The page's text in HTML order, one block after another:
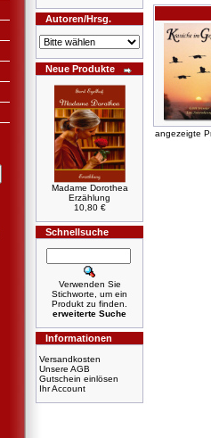
Autoren/Hrsg.
Neue Produkte
Madame Dorothea
Erzählung
10,80 €
Schnellsuche
Verwenden Sie
Stichworte, um ein
Produkt zu finden.
erweiterte Suche
Informationen
Versandkosten
Unsere AGB
Gutschein einlösen
Ihr Account
angezeigte